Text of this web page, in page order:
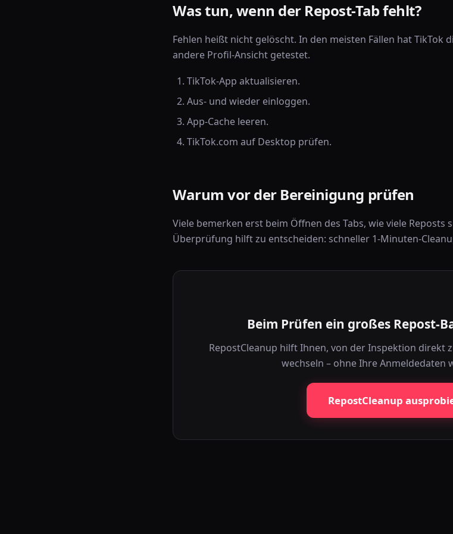
Was tun, wenn der Repost-Tab fehlt?
Fehlen heißt nicht gelöscht. In den meisten Fällen hat TikTok
andere Profil-Ansicht getestet.
TikTok-App aktualisieren.
Aus- und wieder einloggen.
App-Cache leeren.
TikTok.com auf Desktop prüfen.
Warum vor der Bereinigung prüfen
Viele bemerken erst beim Öffnen des Tabs, wie viele Reposts
Überprüfung hilft zu entscheiden: schneller 1-Minuten-
Beim Prüfen ein großes Repost-
RepostCleanup hilft Ihnen, von der Inspektion direkt
wechseln – ohne Ihre Anmeldedaten
RepostCleanup